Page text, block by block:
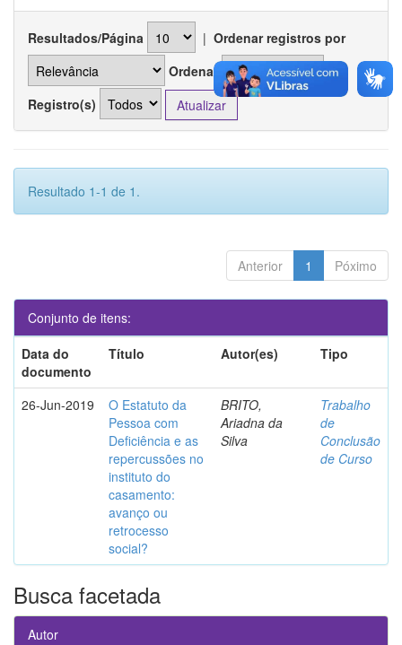
Resultados/Página | Ordenar registros por
Ordenar
Registro(s)
Resultado 1-1 de 1.
Anterior 1 Póximo
Conjunto de itens:
Data do
documento
Título Autor(es) Tipo
26-Jun-2019
O Estatuto da
Pessoa com
Deficiência e as
repercussões no
instituto do
casamento:
avanço ou
retrocesso
social?
BRITO,
Ariadna da
Silva
Trabalho
de
Conclusão
de Curso
Busca facetada
Autor